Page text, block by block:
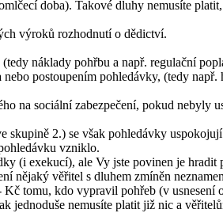
doba). Takové dluhy nemusíte
výroků rozhodnutí o dědictví.
náklady pohřbu a např. regulační
postoupením pohledávky, (tedy např.
na sociální zabezpečení, pokud nebyly
2.) se však pohledávky
vzniklo.
(i exekucí), ale Vy jste povinen je hradit
nějaký věřitel s dluhem zmíněn
tomu, kdo vypravil pohřeb (v
nemusíte platit již nic a